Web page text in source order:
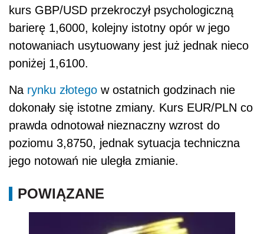
kurs GBP/USD przekroczył psychologiczną
barierę 1,6000, kolejny istotny opór w jego
notowaniach usytuowany jest już jednak nieco
poniżej 1,6100.
Na rynku złotego w ostatnich godzinach nie
dokonały się istotne zmiany. Kurs EUR/PLN co
prawda odnotował nieznaczny wzrost do
poziomu 3,8750, jednak sytuacja techniczna
jego notowań nie uległa zmianie.
POWIĄZANE